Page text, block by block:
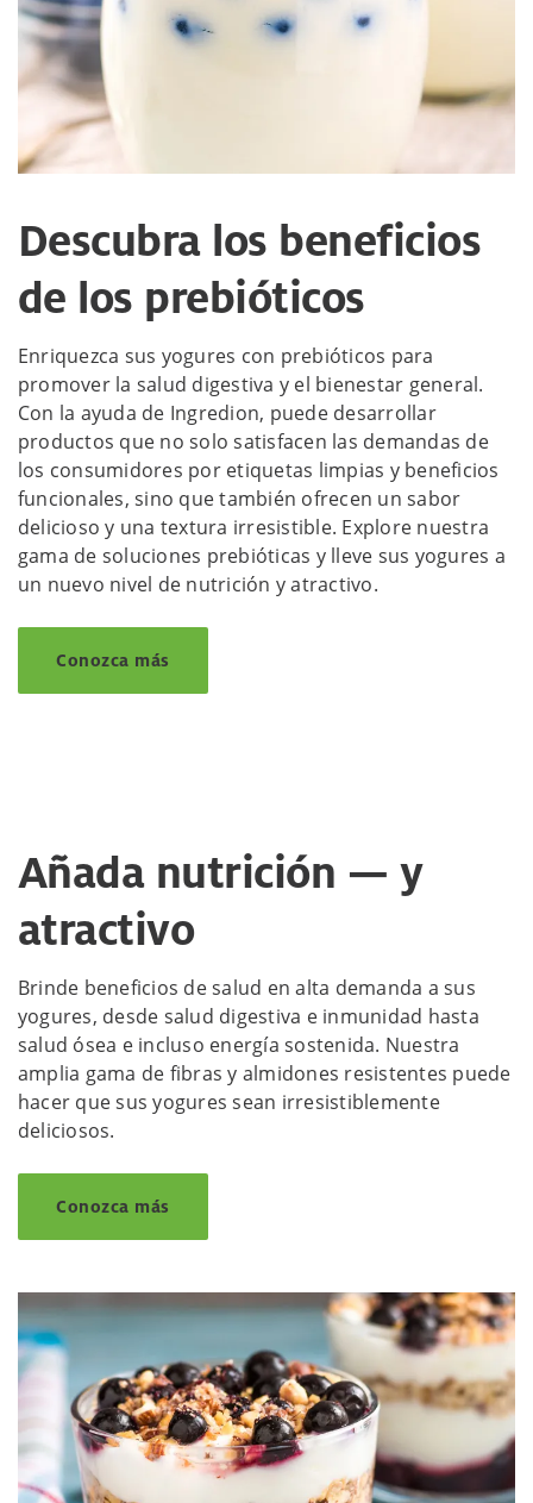
Descubra los beneficios
de los prebióticos
Enriquezca sus yogures con prebióticos para
promover la salud digestiva y el bienestar general.
Con la ayuda de Ingredion, puede desarrollar
productos que no solo satisfacen las demandas de
los consumidores por etiquetas limpias y beneficios
funcionales, sino que también ofrecen un sabor
delicioso y una textura irresistible. Explore nuestra
gama de soluciones prebióticas y lleve sus yogures a
un nuevo nivel de nutrición y atractivo.
Conozca más
Añada nutrición — y
atractivo
Brinde beneficios de salud en alta demanda a sus
yogures, desde salud digestiva e inmunidad hasta
salud ósea e incluso energía sostenida. Nuestra
amplia gama de fibras y almidones resistentes puede
hacer que sus yogures sean irresistiblemente
deliciosos.
Conozca más